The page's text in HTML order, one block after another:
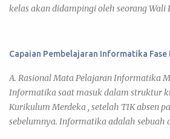
kelas akan didampingi oleh seorang Wali
pendidikan tahun pelajaran 2026/2027.
dapat kamu lihat pada link tiap kelas. 7 A 7
H Daftar Siswa Kelas VII A Wali Kelas :
Nama Siswa JK 1 ADITYA BISMA
EGI FAIRUZ L 3 AINA NUN KHOLIFAH P 4
Capaian Pembelajaran Informatika Fase
A. Rasional Mata Pelajaran Informatika
Informatika saat masuk dalam struktur
Kurikulum Merdeka , setelah TIK absen
sebelumnya. Informatika adalah sebuah